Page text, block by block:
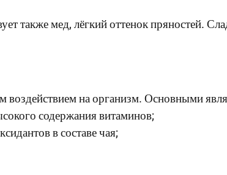
также мед, лёгкий оттенок пряностей.
воздействием на организм. Основными
содержания витаминов;
в составе чая;